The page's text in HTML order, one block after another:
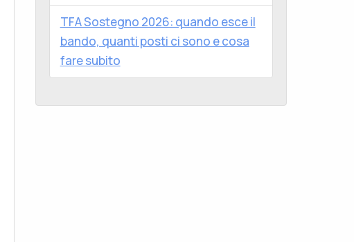
TFA Sostegno 2026: quando esce il
bando, quanti posti ci sono e cosa
fare subito